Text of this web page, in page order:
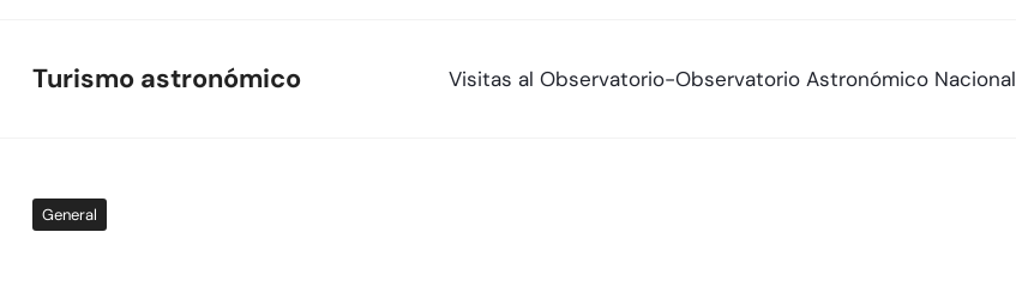
to
Turismo astronómico Visitas al Observatorio-Observatorio Astronómico Nacional
General